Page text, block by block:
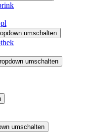
umschalten
umschalten
umschalten